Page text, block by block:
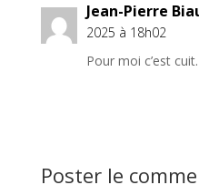
Jean-Pierre
2025 à 18h02
Pour moi c’est
Poster le